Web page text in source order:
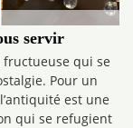
servir
qui se
Pour un
est une
qui se refugient